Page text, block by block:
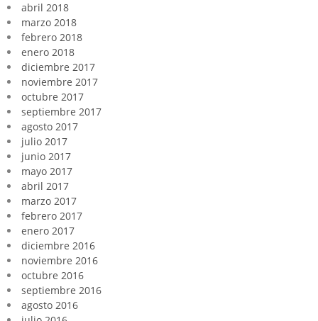
abril 2018
marzo 2018
febrero 2018
enero 2018
diciembre 2017
noviembre 2017
octubre 2017
septiembre 2017
agosto 2017
julio 2017
junio 2017
mayo 2017
abril 2017
marzo 2017
febrero 2017
enero 2017
diciembre 2016
noviembre 2016
octubre 2016
septiembre 2016
agosto 2016